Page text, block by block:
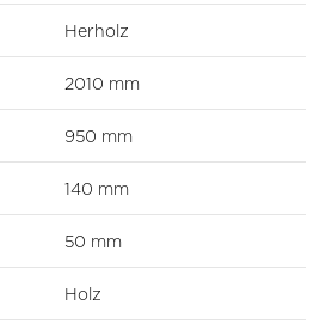
Herholz
2010 mm
950 mm
140 mm
50 mm
Holz